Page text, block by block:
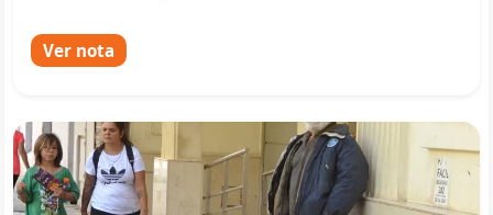
Ver nota